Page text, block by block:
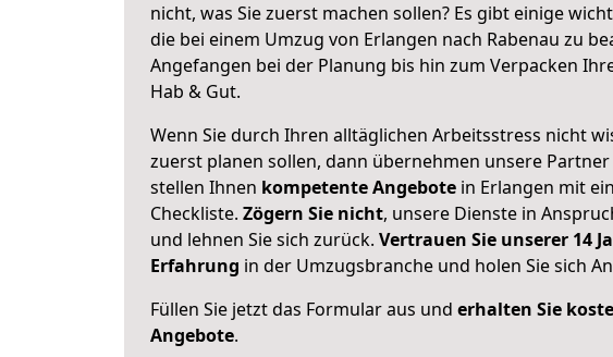
nicht, was Sie zuerst machen sollen? Es gibt einige
die bei einem Umzug von Erlangen nach Rabenau zu
Angefangen bei der Planung bis hin zum Verpacken
Hab & Gut.
Wenn Sie durch Ihren alltäglichen Arbeitsstress nicht
zuerst planen sollen, dann übernehmen unsere
stellen Ihnen kompetente Angebote in Erlangen mit
Checkliste. Zögern Sie nicht, unsere Dienste in
und lehnen Sie sich zurück. Vertrauen Sie unserer 14
Erfahrung in der Umzugsbranche und holen Sie sich
Füllen Sie jetzt das Formular aus und erhalten Sie
Angebote.